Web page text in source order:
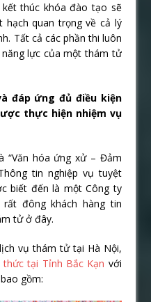
thúc khóa đào tạo sẽ
hạch quan trọng về cả lý
Tất cả các phần thi luôn
lực của một thám tử
đáp ứng đủ điều kiện
thực hiện nhiệm vụ
“Văn hóa ứng xử – Đảm
tin nghiệp vụ tuyệt
biết đến là một Công ty
đông khách hàng tin
tử ở đây.
vụ thám tử tại Hà Nội,
tại Tỉnh Bắc Kạn với
gồm: